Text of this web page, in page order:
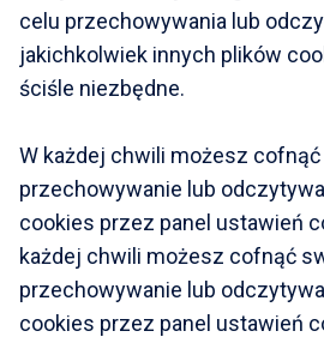
celu przechowywania lub
jakichkolwiek innych plików
ściśle niezbędne.
W każdej chwili możesz
przechowywanie lub
cookies przez panel ustawień
każdej chwili możesz cofnąć
przechowywanie lub
cookies przez panel ustawień